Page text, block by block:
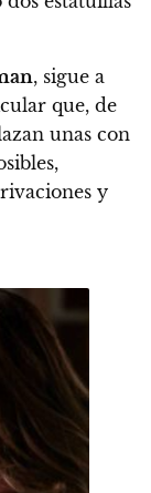
, sigue a
que, de
unas con
,
y